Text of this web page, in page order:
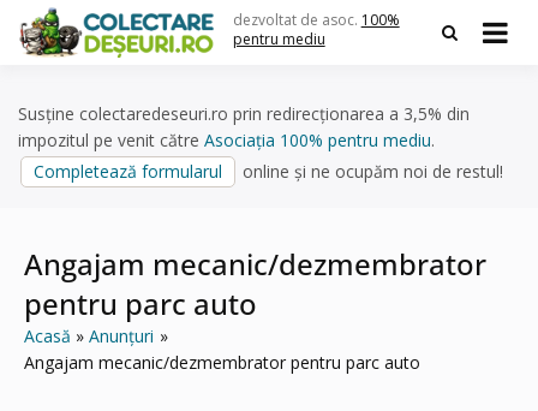
content
dezvoltat de asoc. 100%
pentru mediu
Susține colectaredeseuri.ro prin redirecționarea a 3,5% din
impozitul pe venit către Asociația 100% pentru mediu.
Completează formularul
online și ne ocupăm noi de restul!
Angajam mecanic/dezmembrator
pentru parc auto
Acasă
Anunțuri
Angajam mecanic/dezmembrator pentru parc auto